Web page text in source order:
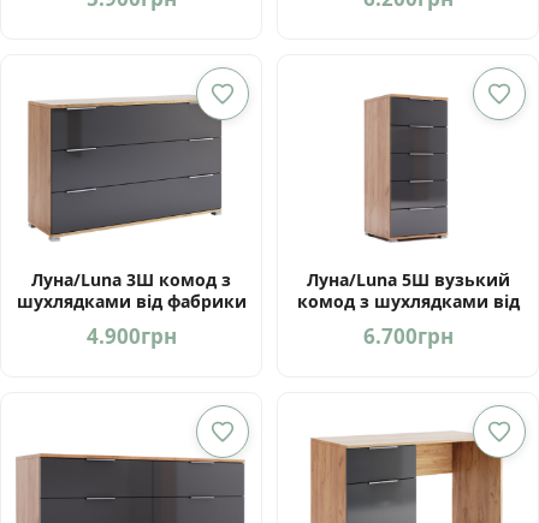
Луна/Luna 3Ш комод з
шухлядками від фабрики
4.900грн
Луна/Luna 5Ш вузький
комод з шухлядками від
6.700грн